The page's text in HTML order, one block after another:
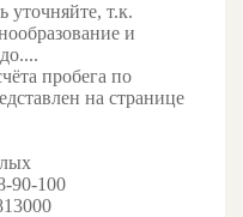
уточняйте, т.к.
и
пробега по
на странице
90-100